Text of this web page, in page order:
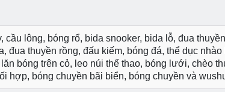
cầu lông, bóng rổ, bida snooker, bida lỗ, đua
đua thuyền rồng, đấu kiếm, bóng đá, thể dục
bóng trên cỏ, leo núi thể thao, bóng lưới, chèo
hợp, bóng chuyền bãi biển, bóng chuyền và